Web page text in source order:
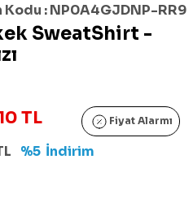
Kodu :NP0A4GJDNP-RR9
SweatShirt -
TL Fiyat Alarmı
%5 İndirim